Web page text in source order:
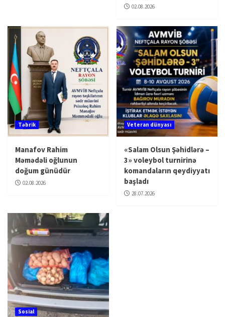
02.08.2026
Təbrik
Manafov Rahim
Məmədəli oğlunun
doğum günüdür
02.08.2026
Veteran dünyası
«Salam Olsun Şəhidlərə –
3» voleybol turnirinə
komandaların qeydiyyatı
başladı
28.07.2026
Sosial